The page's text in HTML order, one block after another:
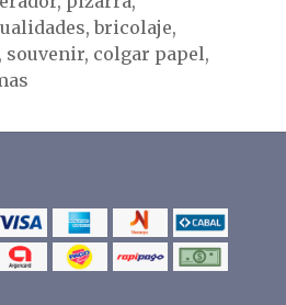
bricolaje,
souvenir, colgar papel,